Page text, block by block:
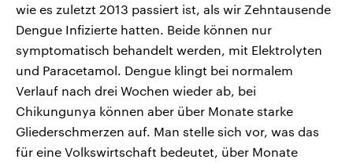
wie es zuletzt 2013 passiert ist, als wir Zehntausende
Dengue Infizierte hatten. Beide können nur
symptomatisch behandelt werden, mit Elektrolyten
und Paracetamol. Dengue klingt bei normalem
Verlauf nach drei Wochen wieder ab, bei
Chikungunya können aber über Monate starke
Gliederschmerzen auf. Man stelle sich vor, was das
für eine Volkswirtschaft bedeutet, über Monate